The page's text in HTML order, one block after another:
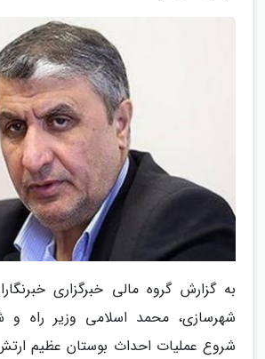
به گزارش گروه مالی خبرگزاری
شهرسازی، محمد اسلامی وزیر راه و
شروع عملیات احداث بوستان عظیم